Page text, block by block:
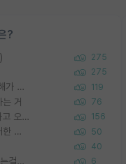
?
275
275
대학원생들 교수에게 가스라이팅 당한 것은 이해가 갑니다. 안타깝네요. 119
거 76
석사입학예정생 분들! 제발 어느 정도 각오는 하고 오세요. 156
포스텍 억까에 대해 (동문의 학문적 아웃풋에 대한 반박) 50
40
왜 후배가 못하는걸 교수님은 내 책임으로 돌리는걸까요? 6